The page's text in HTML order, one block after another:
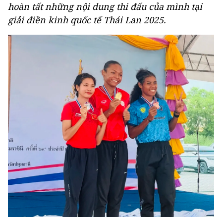
hoàn tất những nội dung thi đấu của mình tại
giải điền kinh quốc tế Thái Lan 2025.